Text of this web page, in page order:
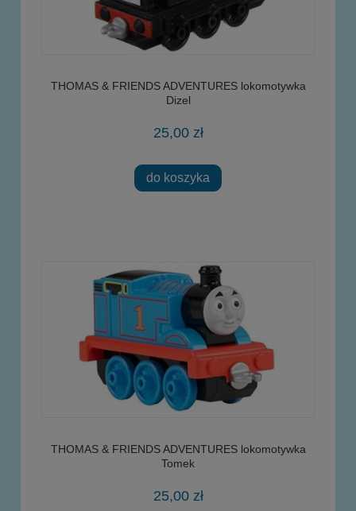
THOMAS & FRIENDS ADVENTURES lokomotywka
Dizel
25,00 zł
do koszyka
THOMAS & FRIENDS ADVENTURES lokomotywka
Tomek
25,00 zł